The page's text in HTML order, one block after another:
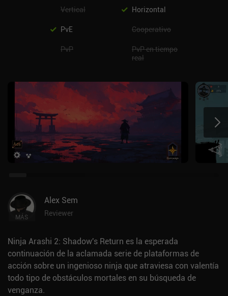
Vertical Horizontal
PvE Cooperativo
PvP
PvP en tiempo
real
MÁS
Alex Sem
Reviewer
Ninja Arashi 2: Shadow's Return es la esperada
continuación de la aclamada serie de plataformas de
acción sobre un ingenioso ninja que atraviesa con valentía
todo tipo de obstáculos mortales en su búsqueda de
venganza.